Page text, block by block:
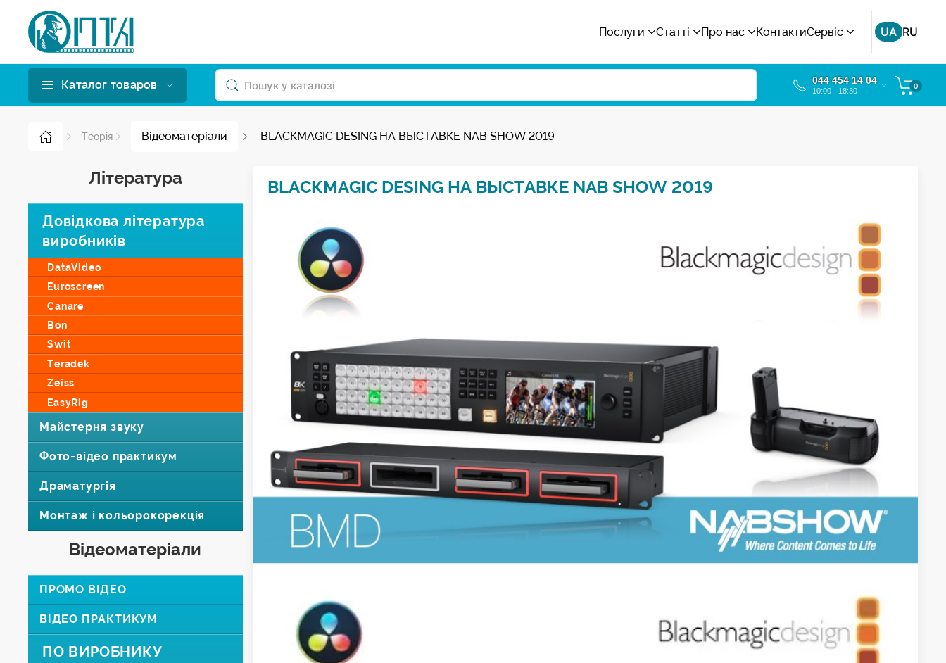
Послуги Статті Про нас КонтактиСервіс UA RU
Каталог товаров 044 454 14 04
10:00 - 18:30
0
Tеорія Відеоматеріали BLACКMAGIC DESING НА ВЫСТАВКЕ NAB SHOW 2019
Література
Довідкова література
виробників
DataVideo
Euroscreen
Canare
Bon
Swit
Teradek
Zeiss
EasyRig
Майстерня звуку
Фото-відео практикум
Драматургія
Монтаж і кольорокорекція
Відеоматеріали
ПРОМО ВІДЕО
ВІДЕО ПРАКТИКУМ
ПО ВИРОБНИКУ
BLACКMAGIC DESING НА ВЫСТАВКЕ NAB SHOW 2019